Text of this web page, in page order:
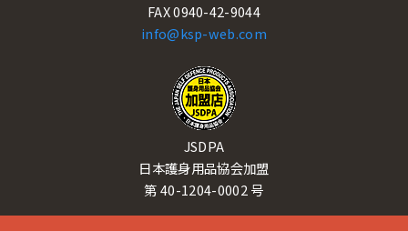
FAX 0940-42-9044
info@ksp-web.com
JSDPA
日本護身用品協会加盟
第 40-1204-0002 号